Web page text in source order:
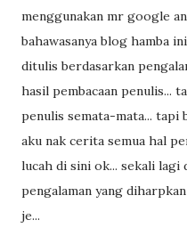
menggunakan mr google
bahawasanya blog hamba
ditulis berdasarkan
hasil pembacaan penulis...
penulis semata-mata... tapi
aku nak cerita semua hal
lucah di sini ok... sekali lagi
pengalaman yang
je...